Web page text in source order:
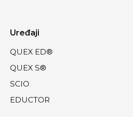
Uređaji
QUEX ED®
QUEX S®
SCIO
EDUCTOR